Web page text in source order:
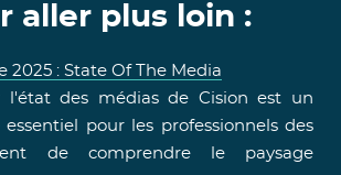
aller plus loin :
2025 : State Of The Media
l'état des médias de Cision est un
pour les professionnels des
de comprendre le paysage